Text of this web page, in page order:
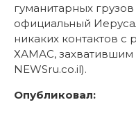
гуманитарных
официальный
никаких контактов
ХАМАС, захватившим
NEWSru.co.il).
Опубликовал: